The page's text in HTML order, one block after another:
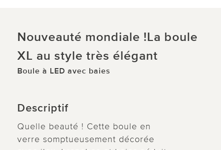
Nouveauté mondiale !La boule
XL au style très élégant
Boule à LED avec baies
Descriptif
Quelle beauté ! Cette boule en
verre somptueusement décorée